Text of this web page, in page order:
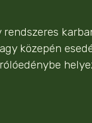
közepén